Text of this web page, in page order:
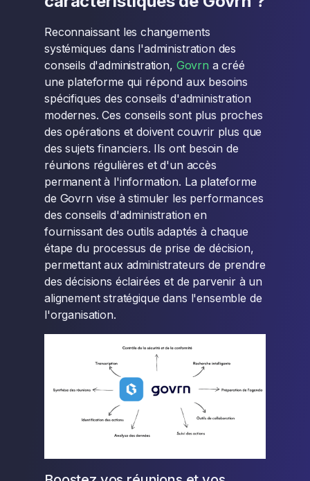
Reconnaissant les changements
systémiques dans l'administration des
conseils d'administration, Govrn a créé
une plateforme qui répond aux besoins
spécifiques des conseils d'administration
modernes. Ces conseils sont plus proches
des opérations et doivent couvrir plus que
des sujets financiers. Ils ont besoin de
réunions régulières et d'un accès
permanent à l'information. La plateforme
de Govrn vise à stimuler les performances
des conseils d'administration en
fournissant des outils adaptés à chaque
étape du processus de prise de décision,
permettant aux administrateurs de prendre
des décisions éclairées et de parvenir à un
alignement stratégique dans l'ensemble de
l'organisation.